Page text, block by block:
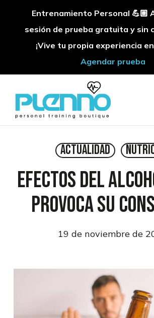
content
Actualidad
Efectos del
provoca su
19 de noviembre de
Entrenamiento Personal 💪🏼
sesión de prueba gratuita y sin
¡Vive tu propia experiencia
Agendar prueba